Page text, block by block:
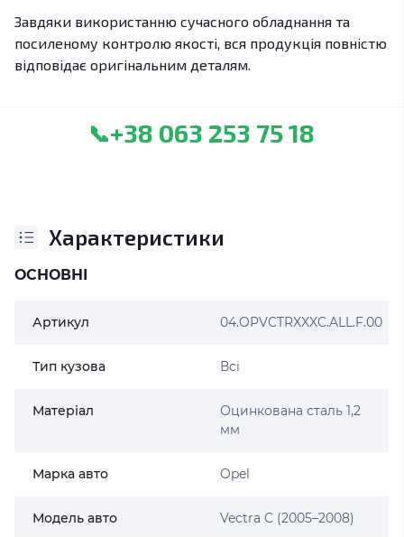
Завдяки використанню сучасного обладнання та
посиленому контролю якості, вся продукція повністю
відповідає оригінальним деталям.
📞+38 063 253 75 18
Характеристики
ОСНОВНІ
Артикул 04.OPVCTRXXXC.ALL.F.00
Тип кузова Всі
Матеріал
Оцинкована сталь 1,2
мм
Марка авто Opel
Модель авто Vectra C (2005–2008)